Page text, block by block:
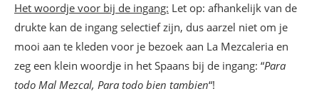
Het woordje voor bij de ingang: Let op: afhankelijk van de
drukte kan de ingang selectief zijn, dus aarzel niet om je
mooi aan te kleden voor je bezoek aan La Mezcaleria en
zeg een klein woordje in het Spaans bij de ingang: “Para
todo Mal Mezcal, Para todo bien tambien“!